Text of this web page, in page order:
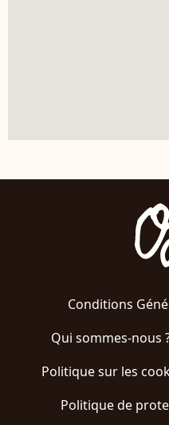
Conditions
Qui sommes-nous
Politique sur les
Politique de